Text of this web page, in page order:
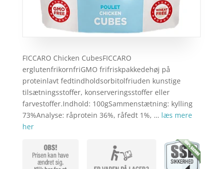
FICCARO Chicken CubesFICCARO
erglutenfrikornfriGMO frifriskpakkedehøj på
proteinlavt fedtindholdsorbitolfriuden kunstige
tilsætningsstoffer, konserveringsstoffer eller
farvestoffer.Indhold: 100gSammenstætning: kylling
73%Analyse: råprotein 36%, råfedt 1%, … læs mere
her